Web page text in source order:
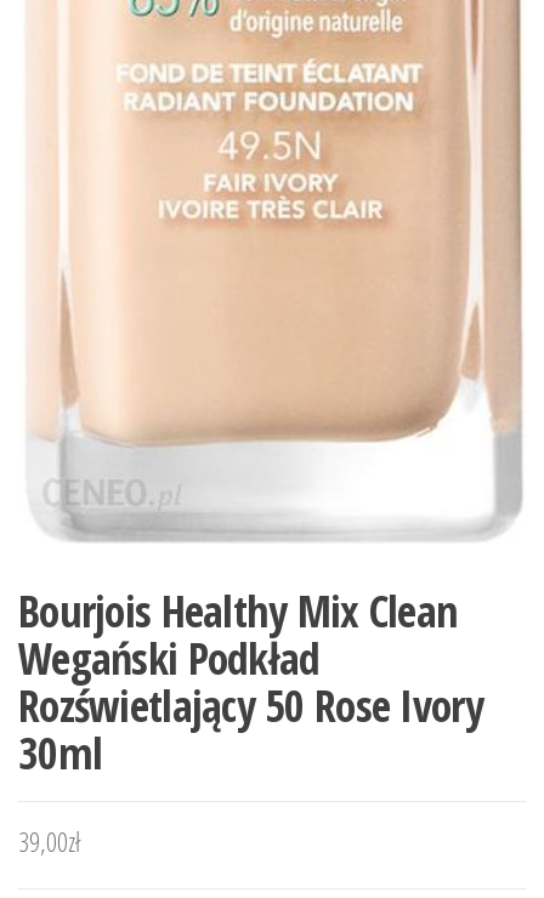
Bourjois Healthy Mix Clean
Wegański Podkład
Rozświetlający 50 Rose Ivory
30ml
39,00zł